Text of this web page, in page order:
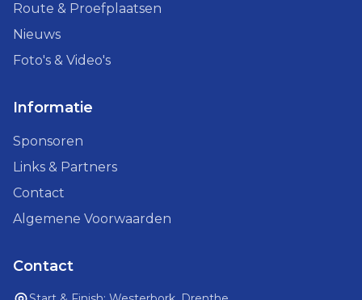
Route & Proefplaatsen
Nieuws
Foto's & Video's
Informatie
Sponsoren
Links & Partners
Contact
Algemene Voorwaarden
Contact